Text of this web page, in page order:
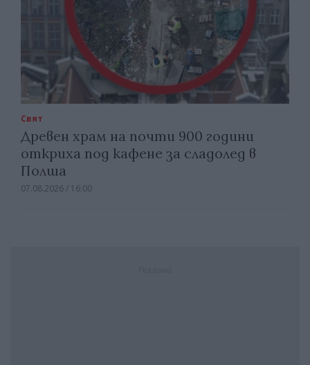
Свят
Древен храм на почти 900 години
откриха под кафене за сладолед в
Полша
07.08.2026 / 16:00